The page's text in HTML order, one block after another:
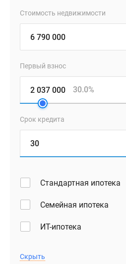
Стоимость недвижимости
Первый взнос
30.0%
Срок кредита
Стандартная ипотека
Семейная ипотека
ИТ-ипотека
Скрыть